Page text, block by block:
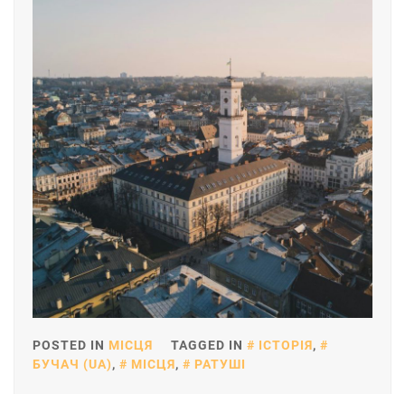
POSTED IN МІСЦЯ TAGGED IN ІСТОРІЯ,
БУЧАЧ (UA), МІСЦЯ, РАТУШІ